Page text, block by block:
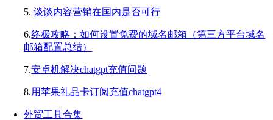
5.谈谈内容营销在国内是否可行
6.终极攻略：如何设置免费的域名邮箱（第三方平台域名
邮箱配置总结）
7.安卓机解决chatgpt充值问题
8.用苹果礼品卡订阅充值chatgpt4
外贸工具合集